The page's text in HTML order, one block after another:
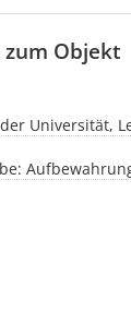
Objekt
Universität,